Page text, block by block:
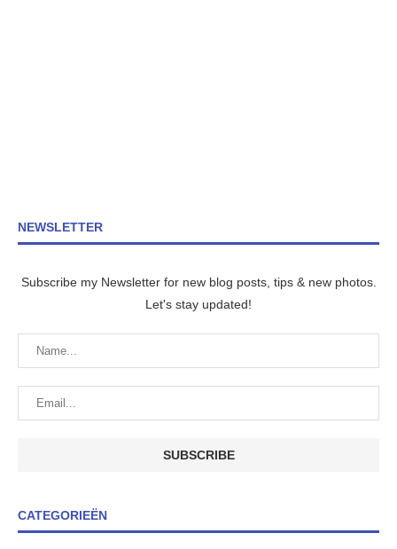
NEWSLETTER
Subscribe my Newsletter for new blog posts, tips & new photos.
Let's stay updated!
CATEGORIEËN